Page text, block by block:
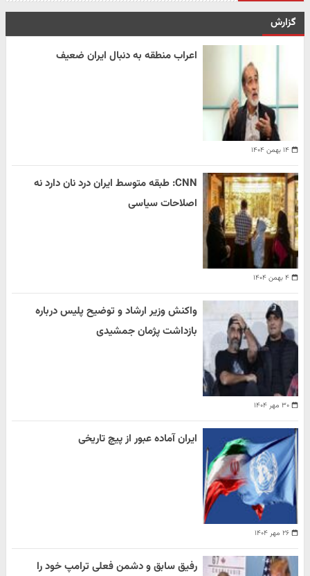
گزارش
۱۴ بهمن ۱۴۰۴
اعراب منطقه به دنبال ایران ضعیف
۴ بهمن ۱۴۰۴
CNN: طبقه متوسط ایران درد نان دارد نه
اصلاحات سیاسی
۳۰ مهر ۱۴۰۴
واکنش وزیر ارشاد و توضیح پلیس درباره
بازداشت پژمان جمشیدی
۲۶ مهر ۱۴۰۴
ایران آماده عبور از پیچ تاریخی
رفیق سابق و دشمن فعلی ترامپ خود را